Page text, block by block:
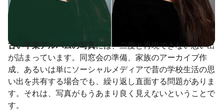
古い卒業アルバムの写真には、二度と再現できない思い出
が詰まっています。同窓会の準備、家族のアーカイブ作
成、あるいは単にソーシャルメディアで昔の学校生活の思
い出を共有する場合でも、繰り返し直面する問題がありま
す。それは、写真がもうあまり良く見えないということで
す。